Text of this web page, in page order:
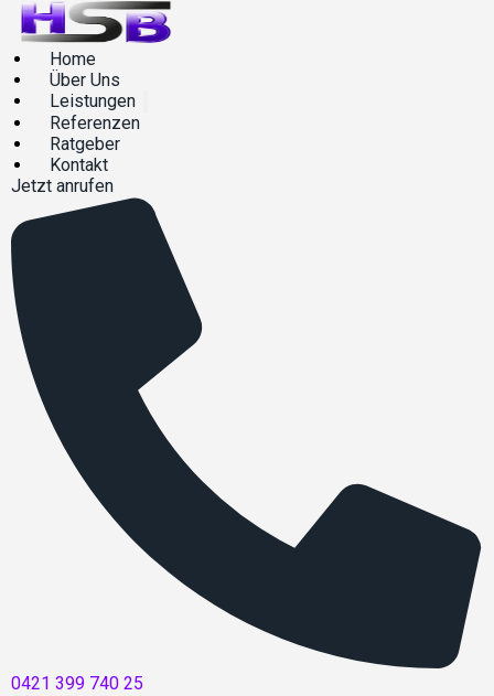
Home
Über Uns
Leistungen
Referenzen
Ratgeber
Kontakt
Jetzt anrufen
0421 399 740 25